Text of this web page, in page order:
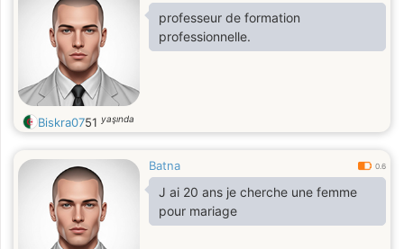
professeur de formation
professionnelle.
Biskra0751 yaşında
Batna 0.6
J ai 20 ans je cherche une femme
pour mariage